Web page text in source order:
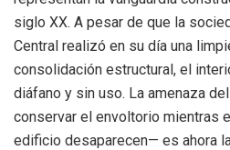
siglo XX. A pesar de que la
Central realizó en su día una
consolidación estructural, el
diáfano y sin uso. La amenaza
conservar el envoltorio mientras
edificio desaparecen— es ahora